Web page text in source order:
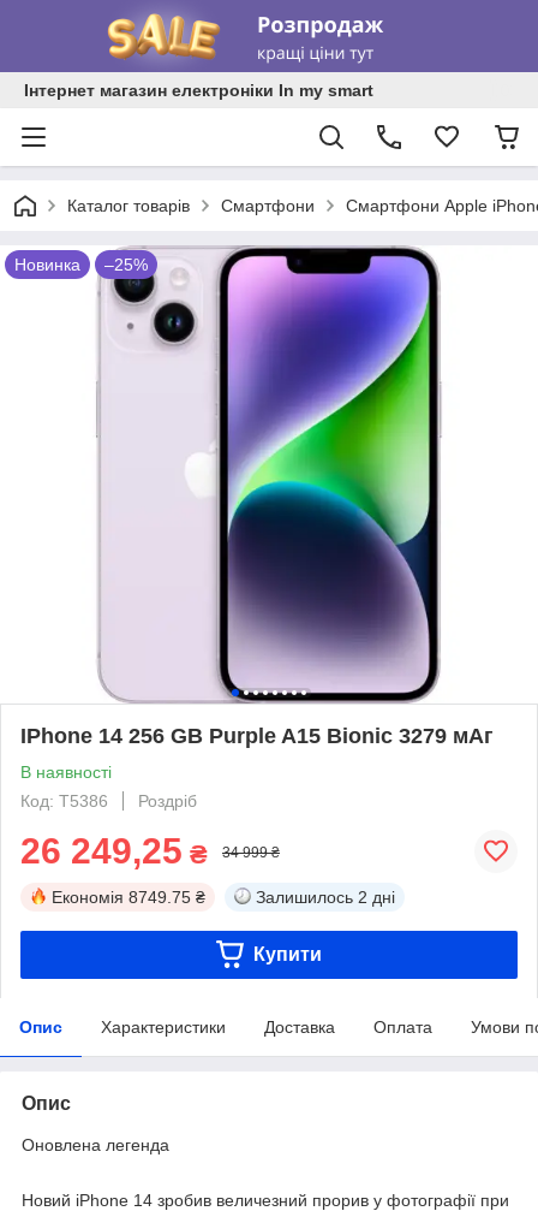
Інтернет магазин електроніки In my smart
Каталог товарів Смартфони Смартфони Apple
Новинка –25%
IPhone 14 256 GB Purple A15 Bionic 3279 мАг
В наявності
Код: T5386
Роздріб
26 249,25 ₴ 34 999 ₴
Економія 8749.75 ₴ Залишилось 2 дні
Купити
Опис Характеристики Доставка Оплата Умови
Опис
Оновлена легенда
Новий iPhone 14 зробив величезний прорив у фотографії при